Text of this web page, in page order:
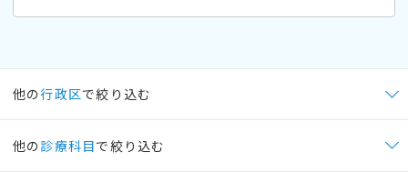
他の行政区で絞り込む
他の 診療科目で絞り込む